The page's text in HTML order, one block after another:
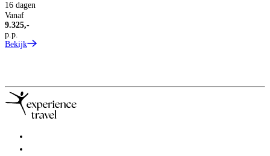
16 dagen
Vanaf
9.325,-
p.p.
Bekijk